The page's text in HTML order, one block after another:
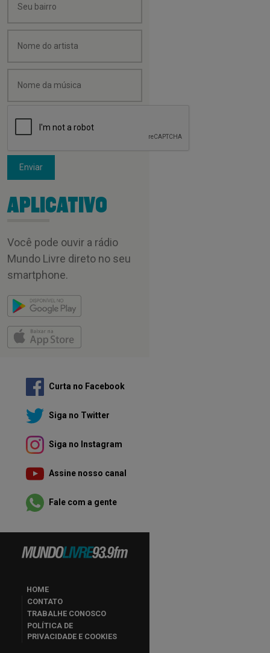
Enviar
APLICATIVO
Você pode ouvir a rádio
Mundo Livre direto no seu
smartphone.
Curta no Facebook
Siga no Twitter
Siga no Instagram
Assine nosso canal
Fale com a gente
HOME
CONTATO
TRABALHE CONOSCO
POLÍTICA DE
PRIVACIDADE E COOKIES